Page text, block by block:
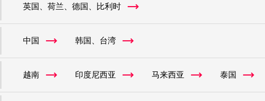
英国、荷兰、德国、比利时
中国 韩国、台湾
越南 印度尼西亚 马来西亚 泰国